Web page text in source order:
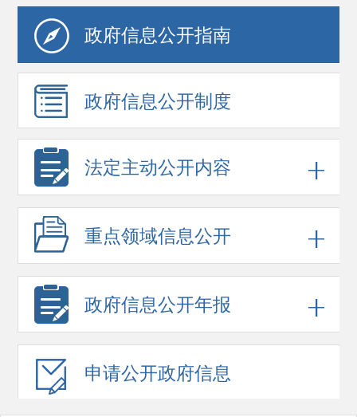
政府信息公开指南
政府信息公开制度
法定主动公开内容
重点领域信息公开
政府信息公开年报
申请公开政府信息